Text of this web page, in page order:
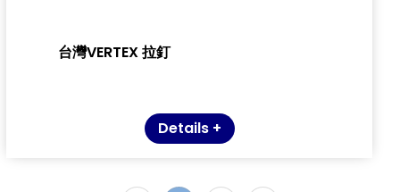
台灣VERTEX 拉釘
Details +